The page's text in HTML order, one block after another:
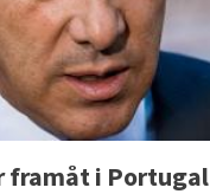
framåt i Portugal